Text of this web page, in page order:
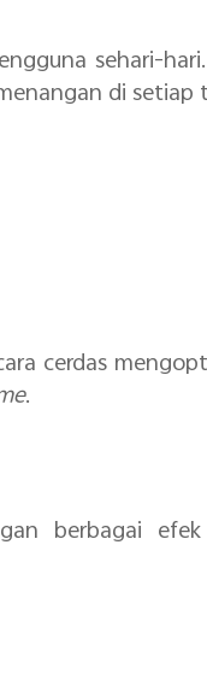
sehari-
di
cerdas
.
berbagai